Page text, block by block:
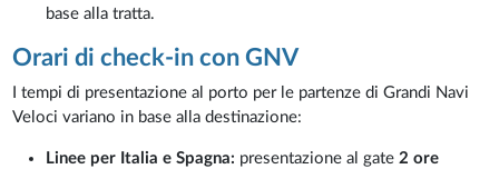
base alla tratta.
Orari di check-in con GNV
I tempi di presentazione al porto per le partenze di Grandi Navi
Veloci variano in base alla destinazione:
Linee per Italia e Spagna: presentazione al gate 2 ore